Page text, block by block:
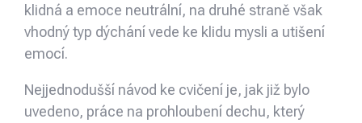
klidná a emoce neutrální, na druhé straně však
vhodný typ dýchání vede ke klidu mysli a utišení
emocí.
Nejjednodušší návod ke cvičení je, jak již bylo
uvedeno, práce na prohloubení dechu, který